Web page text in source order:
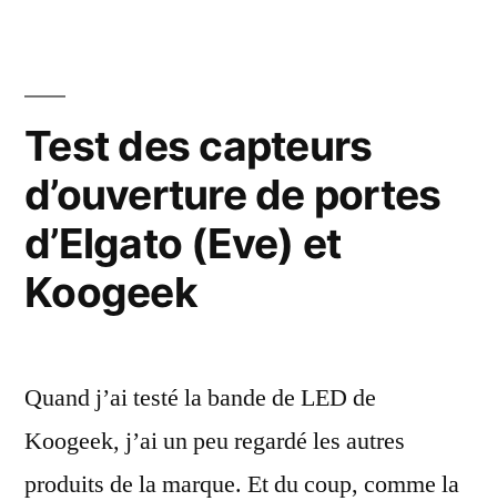
Koogeek
Test des capteurs
d’ouverture de portes
d’Elgato (Eve) et
Koogeek
Quand j’ai testé la bande de LED de
Koogeek, j’ai un peu regardé les autres
produits de la marque. Et du coup, comme la